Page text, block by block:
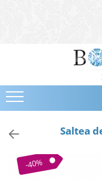
Bijuterii
Cercei
Bratari
Coliere
Brose
Tiare
Saltea
-40%